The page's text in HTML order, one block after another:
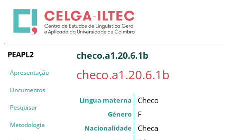
PEAPL2
Apresentação
Documentos
Pesquisar
Metodologia
checo.a1.20.6.1b
checo.a1.20.6.1b
Língua materna Checo
Género F
Nacionalidade Checa